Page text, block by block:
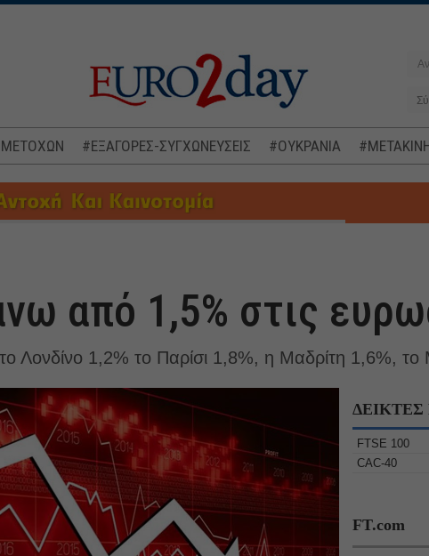
ΜΕΤΟΧΩΝ #ΕΞΑΓΟΡΕΣ-ΣΥΓΧΩΝΕΥΣΕΙΣ #ΟΥΚΡΑΝΙΑ
από 1,5% στις
Λονδίνο 1,2% το Παρίσι 1,8%, η Μαδρίτη 1,6%, το
FTSE 100
CAC-40
FT.com